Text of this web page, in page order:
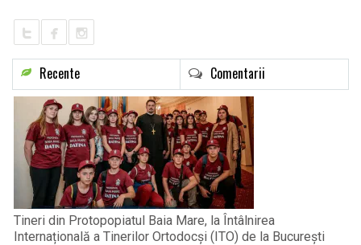
Recente Comentarii
Tineri din Protopopiatul Baia Mare, la Întâlnirea
Internațională a Tinerilor Ortodocși (ITO) de la București